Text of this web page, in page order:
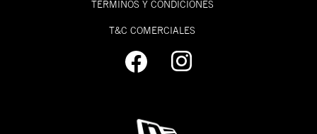
TÉRMINOS Y CONDICIONES
T&C COMERCIALES